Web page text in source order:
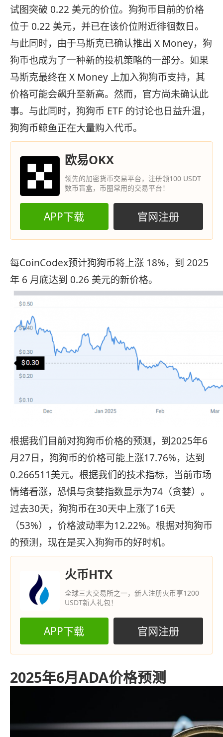
试图突破 0.22 美元的价位。狗狗币目前的价格
位于 0.22 美元，并已在该价位附近徘徊数日。
与此同时，由于马斯克已确认推出 X Money，狗
狗币也成为了一种新的投机策略的一部分。如果
马斯克最终在 X Money 上加入狗狗币支持，其
价格可能会飙升至新高。然而，官方尚未确认此
事。与此同时，狗狗币 ETF 的讨论也日益升温，
狗狗币鲸鱼正在大量购入代币。
欧易OKX
领先的加密货币交易平台，注册领100 USDT
数币盲盒，币圈常用的交易平台！
APP下载 官网注册
每CoinCodex预计狗狗币将上涨 18%，到 2025
年 6 月底达到 0.26 美元的新价格。
根据我们目前对狗狗币价格的预测，到2025年6
月27日，狗狗币的价格可能上涨17.76%，达到
0.266511美元。根据我们的技术指标，当前市场
情绪看涨，恐惧与贪婪指数显示为74（贪婪）。
过去30天，狗狗币在30天中上涨了16天
（53%），价格波动率为12.22%。根据对狗狗币
的预测，现在是买入狗狗币的好时机。
火币HTX
全球三大交易所之一，新人注册火币享1200
USDT新人礼包！
APP下载 官网注册
2025年6月ADA价格预测